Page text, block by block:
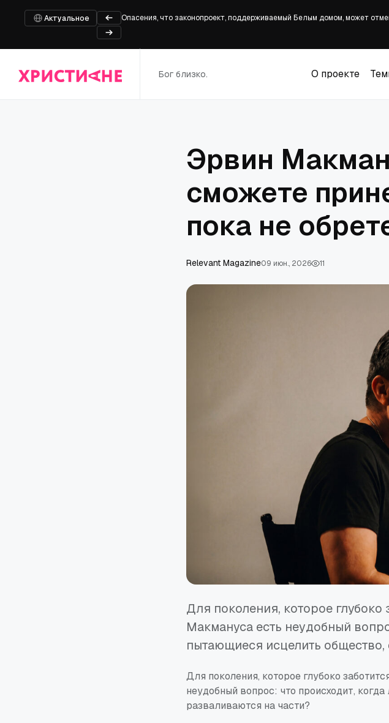
Актуальное
Белый дом встал на защиту монастыря РПЦЗ от ветропарка в Нью-Йорке
Франческа Баттистелли возвращается после долгого перерыва с новым
Бог близко.
О проекте
Эрвин
сможете
пока не
Relevant Magazine09 июн., 2026 11
Для поколения, которое
Макмануса есть неудобный
пытающиеся исцелить
Для поколения, которое глубоко
неудобный вопрос: что происходит,
разваливаются на части?